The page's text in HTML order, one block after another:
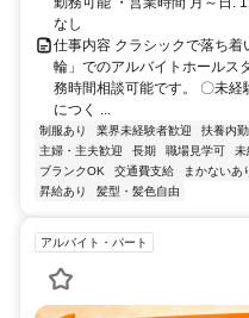
なし
仕事内容 クラシックで落ち
輪」でのアルバイトホールス
務時間相談可能です。 〇未
につく ...
制服あり 業界未経験者歓迎 扶養内
主婦・主夫歓迎
長期 職場見学可 未
ブランクOK
交通費支給 まかないあ
昇給あり
髪型・髪色自由
アルバイト・パート